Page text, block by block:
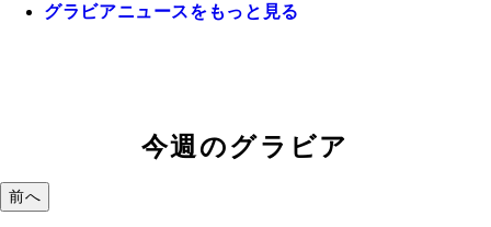
グラビアニュースをもっと見る
今週のグラビア
前へ